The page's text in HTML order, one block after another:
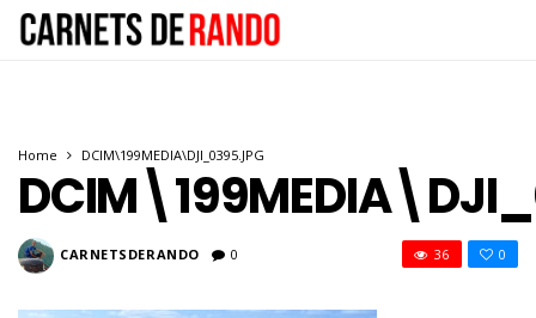
Home DCIM\199MEDIA\DJI_0395.JPG
CARNETSDERANDO 0 0
36